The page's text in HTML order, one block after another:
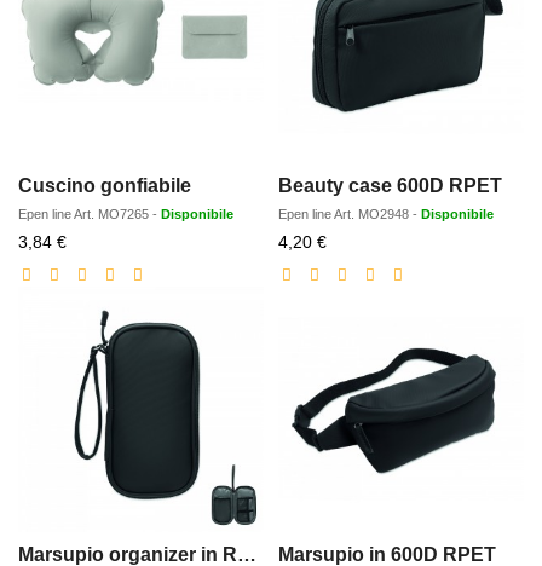
Cuscino gonfiabile
Epen lineArt. MO7265 - Disponibile
3,84 €Prezzo
scontato
Beauty case 600D RPET
Epen lineArt. MO2948 - Disponibile
4,20 €Prezzo
scontato
Marsupio organizer in RPET Marsupio in 600D RPET